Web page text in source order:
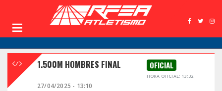
1.500M HOMBRES FINAL OFICIAL
HORA OFICIAL: 13:32
27/04/2025 - 13:10